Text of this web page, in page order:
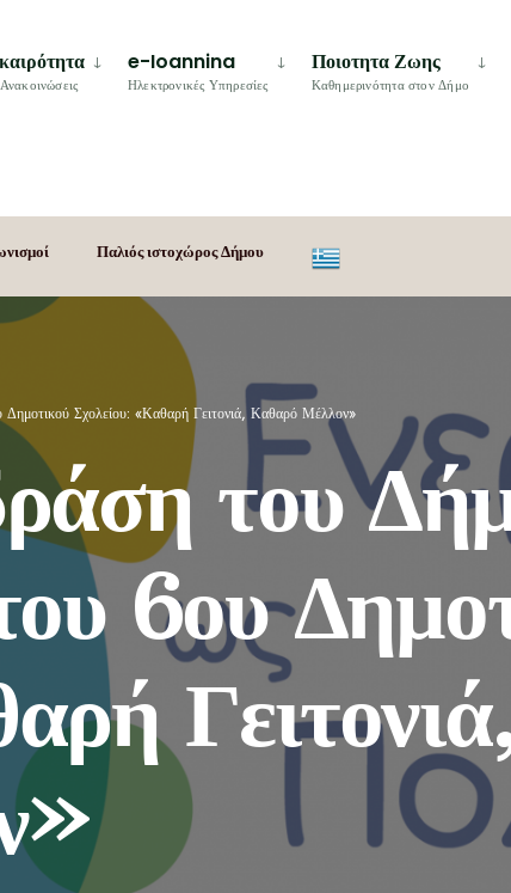
e-Ioannina
Ηλεκτρονικές Υπηρεσίες
Ποιοτητα Ζωης
Καθημερινότητα στον Δήμο
Παλιός ιστοχώρος Δήμου
Σχολείου: «Καθαρή Γειτονιά, Καθαρό Μέλλον»
του
6ου